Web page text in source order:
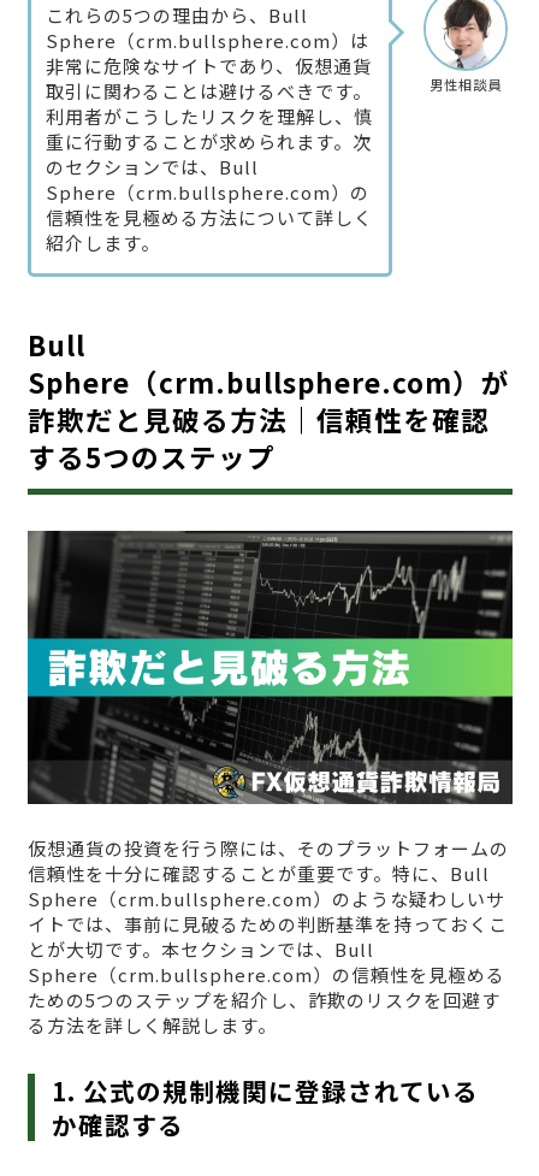
男性相談員
これらの5つの理由から、Bull
Sphere（crm.bullsphere.com）は
非常に危険なサイトであり、仮想通貨
取引に関わることは避けるべきです。
利用者がこうしたリスクを理解し、慎
重に行動することが求められます。次
のセクションでは、Bull
Sphere（crm.bullsphere.com）の
信頼性を見極める方法について詳しく
紹介します。
Bull
Sphere（crm.bullsphere.com）が
詐欺だと見破る方法｜信頼性を確認
する5つのステップ
仮想通貨の投資を行う際には、そのプラットフォームの
信頼性を十分に確認することが重要です。特に、Bull
Sphere（crm.bullsphere.com）のような疑わしいサ
イトでは、事前に見破るための判断基準を持っておくこ
とが大切です。本セクションでは、Bull
Sphere（crm.bullsphere.com）の信頼性を見極める
ための5つのステップを紹介し、詐欺のリスクを回避す
る方法を詳しく解説します。
1. 公式の規制機関に登録されている
か確認する